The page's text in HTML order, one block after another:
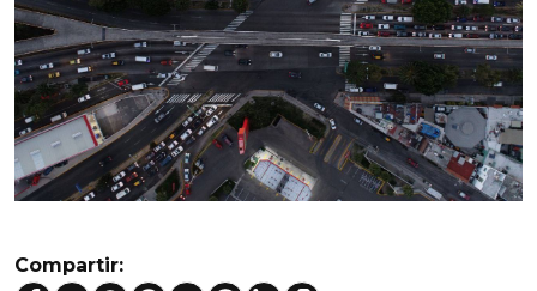
Compartir: